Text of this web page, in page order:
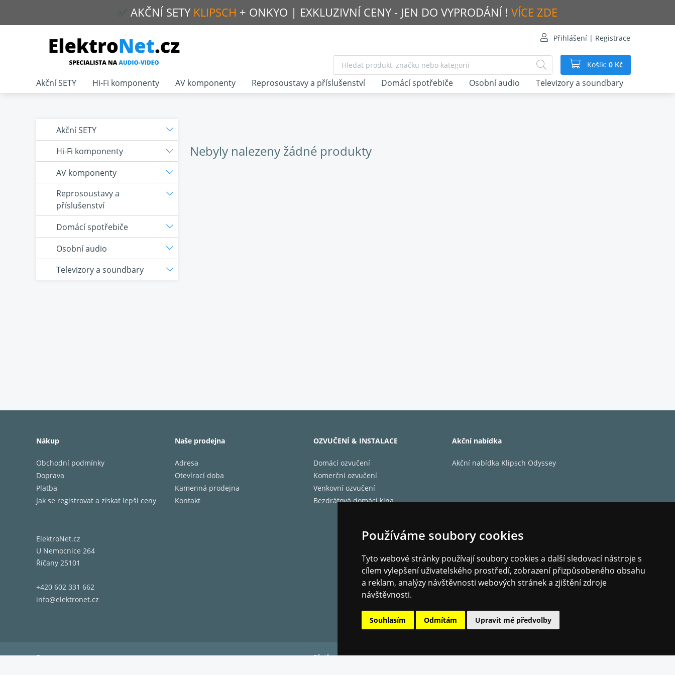
Používáme soubory cookies
Tyto webové stránky používají soubory cookies a další sledovací nástroje s
cílem vylepšení uživatelského prostředí, zobrazení přizpůsobeného obsahu
a reklam, analýzy návštěvnosti webových stránek a zjištění zdroje
návštěvnosti.
Souhlasím Odmítám Upravit mé předvolby
✅ AKČNÍ SETY KLIPSCH + ONKYO | EXKLUZIVNÍ CENY - JEN DO VYPRODÁNÍ ! VÍCE ZDE
Přihlášení | Registrace
Košík: 0 Kč
Nebyly nalezeny žádné produkty
Akční SETY
Hi-Fi komponenty
AV komponenty
Reprosoustavy a
příslušenství
Domácí spotřebiče
Osobní audio
Televizory a soundbary
Akční SETY Hi-Fi komponenty AV komponenty Reprosoustavy a příslušenství Domácí spotřebiče Osobní audio Televizory a soundbary
Nákup
Obchodní podmínky
Doprava
Platba
Jak se registrovat a získat lepší ceny
Naše prodejna
Adresa
Otevírací doba
Kamenná prodejna
Kontakt
OZVUČENÍ & INSTALACE
Domácí ozvučení
Komerční ozvučení
Venkovní ozvučení
Bezdrátová domácí kina
Akční nabídka
Akční nabídka Klipsch Odyssey
ElektroNet.cz
U Nemocnice 264
Říčany 25101
+420 602 331 662
info@elektronet.cz
Doprava Platba